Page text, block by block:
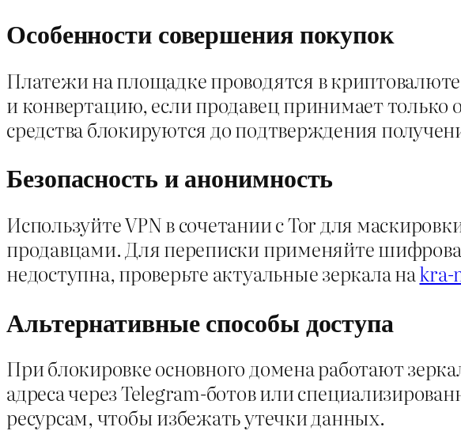
Особенности совершения покупок
Платежи на площадке проводятся в
и конвертацию, если продавец принимает
средства блокируются до подтверждения
Безопасность и анонимность
Используйте VPN в сочетании с Tor для
продавцами. Для переписки применяйте
недоступна, проверьте актуальные зеркала наkra-
Альтернативные способы доступа
При блокировке основного домена работают
адреса через Telegram-ботов или
ресурсам, чтобы избежать утечки данных.